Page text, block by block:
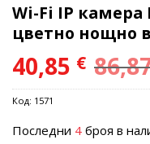
Wi-Fi IP камера
цветно нощно
40,85 €
Код: 1571
Последни 4 броя в